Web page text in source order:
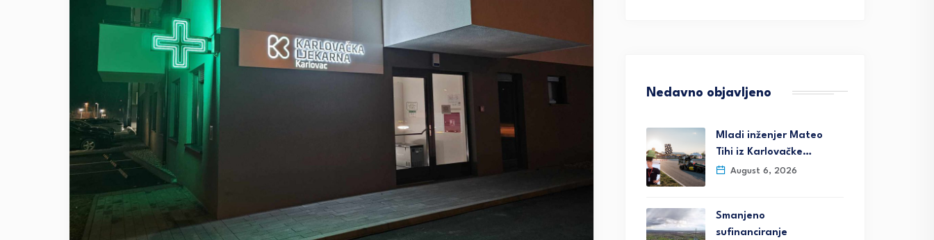
Nedavno objavljeno
Mladi inženjer Mateo
Tihi iz Karlovačke…
August 6, 2026
Smanjeno
sufinanciranje